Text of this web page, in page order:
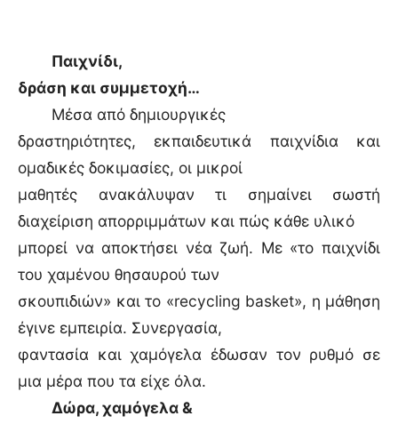
Παιχνίδι,
δράση και συμμετοχή…
Μέσα από δημιουργικές
δραστηριότητες, εκπαιδευτικά παιχνίδια και
ομαδικές δοκιμασίες, οι μικροί
μαθητές ανακάλυψαν τι σημαίνει σωστή
διαχείριση απορριμμάτων και πώς κάθε υλικό
μπορεί να αποκτήσει νέα ζωή. Με «το παιχνίδι
του χαμένου θησαυρού των
σκουπιδιών» και το «recycling basket», η μάθηση
έγινε εμπειρία. Συνεργασία,
φαντασία και χαμόγελα έδωσαν τον ρυθμό σε
μια μέρα που τα είχε όλα.
Δώρα, χαμόγελα &